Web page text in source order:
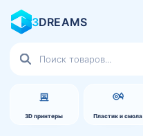
3DREAMS
3D принтеры Пластик и смола
товаров